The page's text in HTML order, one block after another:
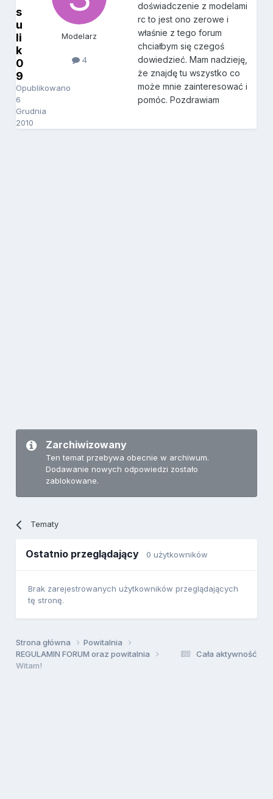
s
u
li
k
0
9
Opublikowano
6
Grudnia
2010
Modelarz
4
doświadczenie z modelami
rc to jest ono zerowe i
właśnie z tego forum
chciałbym się czegoś
dowiedzieć. Mam nadzieję,
że znajdę tu wszystko co
może mnie zainteresować i
pomóc. Pozdrawiam
Zarchiwizowany
Ten temat przebywa obecnie w archiwum.
Dodawanie nowych odpowiedzi zostało
zablokowane.
Tematy
Ostatnio przeglądający 0 użytkowników
Brak zarejestrowanych użytkowników przeglądających
tę stronę.
Cała aktywność
Strona główna
Powitalnia
REGULAMIN FORUM oraz powitalnia
Witam!